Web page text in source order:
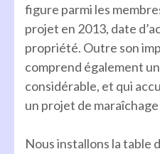
figure parmi les
projet en 2013, date
propriété. Outre son
comprend également
considérable, et qui
un projet de
Nous installons la table